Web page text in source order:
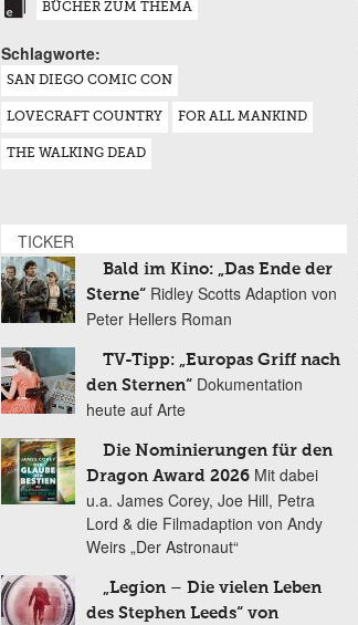
BÜCHER ZUM THEMA
Schlagworte:
SAN DIEGO COMIC CON
LOVECRAFT COUNTRY FOR ALL MANKIND
THE WALKING DEAD
TICKER
Bald im Kino: „Das Ende der
Sterne“ Ridley Scotts Adaption von
Peter Hellers Roman
TV-Tipp: „Europas Griff nach
den Sternen“ Dokumentation
heute auf Arte
Die Nominierungen für den
Dragon Award 2026 Mit dabei
u.a. James Corey, Joe Hill, Petra
Lord & die Filmadaption von Andy
Weirs „Der Astronaut“
„Legion – Die vielen Leben
des Stephen Leeds“ von